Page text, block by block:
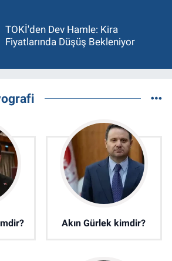
TOKİ'den Dev Hamle: Kira
Fiyatlarında Düşüş Bekleniyor
Akın Gürlek kimdir?